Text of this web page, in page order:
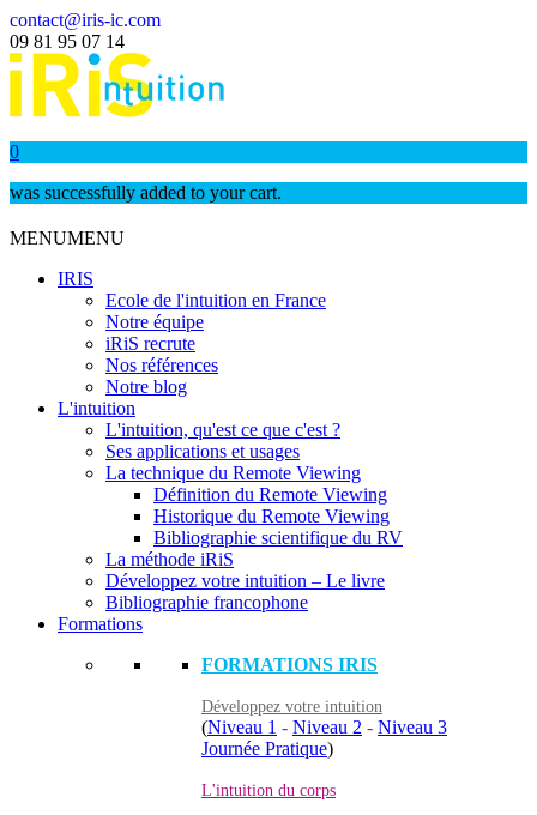
contact@iris-ic.com
09 81 95 07 14
0
was successfully added to your cart.
MENUMENU
IRIS
Ecole de l'intuition en France
Notre équipe
iRiS recrute
Nos références
Notre blog
L'intuition
L'intuition, qu'est ce que c'est ?
Ses applications et usages
La technique du Remote Viewing
Définition du Remote Viewing
Historique du Remote Viewing
Bibliographie scientifique du RV
La méthode iRiS
Développez votre intuition – Le livre
Bibliographie francophone
Formations
FORMATIONS IRIS
Développez votre intuition
(Niveau 1 - Niveau 2 - Niveau 3
Journée Pratique)
L'intuition du corps